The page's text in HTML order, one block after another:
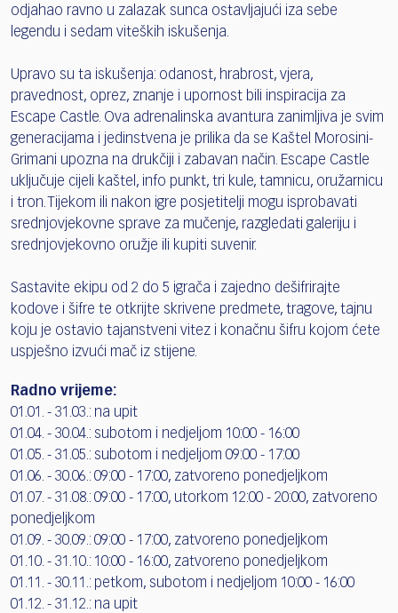
odjahao ravno u zalazak sunca ostavljajući iza sebe
legendu i sedam viteških iskušenja.
Upravo su ta iskušenja: odanost, hrabrost, vjera,
pravednost, oprez, znanje i upornost bili inspiracija za
Escape Castle. Ova adrenalinska avantura zanimljiva je svim
generacijama i jedinstvena je prilika da se Kaštel Morosini-
Grimani upozna na drukčiji i zabavan način. Escape Castle
uključuje cijeli kaštel, info punkt, tri kule, tamnicu, oružarnicu
i tron. Tijekom ili nakon igre posjetitelji mogu isprobavati
srednjovjekovne sprave za mučenje, razgledati galeriju i
srednjovjekovno oružje ili kupiti suvenir.
Sastavite ekipu od 2 do 5 igrača i zajedno dešifrirajte
kodove i šifre te otkrijte skrivene predmete, tragove, tajnu
koju je ostavio tajanstveni vitez i konačnu šifru kojom ćete
uspješno izvući mač iz stijene.
Radno vrijeme:
01.01. - 31.03.: na upit
01.04. - 30.04.: subotom i nedjeljom 10:00 - 16:00
01.05. - 31.05.: subotom i nedjeljom 09:00 - 17:00
01.06. - 30.06.: 09:00 - 17:00, zatvoreno ponedjeljkom
01.07. - 31.08.: 09:00 - 17:00, utorkom 12:00 - 20:00, zatvoreno
ponedjeljkom
01.09. - 30.09.: 09:00 - 17:00, zatvoreno ponedjeljkom
01.10. - 31.10.: 10:00 - 16:00, zatvoreno ponedjeljkom
01.11. - 30.11.: petkom, subotom i nedjeljom 10:00 - 16:00
01.12. - 31.12.: na upit